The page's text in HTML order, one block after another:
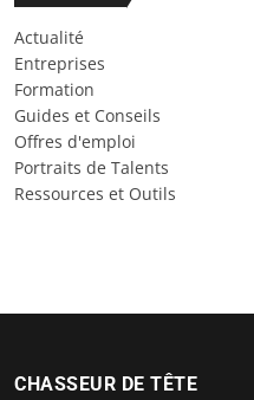
Actualité
Entreprises
Formation
Guides et Conseils
Offres d'emploi
Portraits de Talents
Ressources et Outils
CHASSEUR DE TÊTE